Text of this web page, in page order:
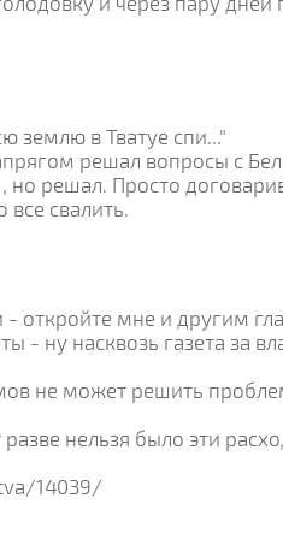
землю в Тватуе спи..."
решал вопросы с
решал. Просто
свалить.
откройте мне и другим
- ну насквозь газета за
не может решить
разве нельзя было эти
14039/